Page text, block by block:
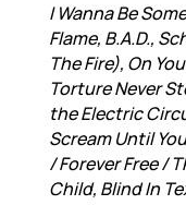
I Wanna Be
Flame, B.A.D.,
The Fire), On
Torture Never
the Electric
Scream Until
/ Forever Free /
Child, Blind In